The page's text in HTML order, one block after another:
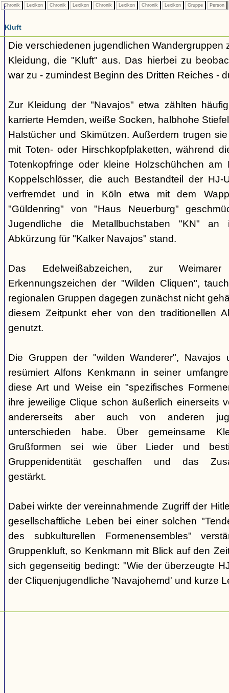
Chronik Lexikon Chronik Lexikon Chronik Lexikon Chronik Lexikon Gruppe Person
Kluft
Die verschiedenen jugendlichen Wandergruppen
Kleidung, die "Kluft" aus. Das hierbei zu
war zu - zumindest Beginn des Dritten Reiches -
Zur Kleidung der "Navajos" etwa zählten
karrierte Hemden, weiße Socken, halbhohe
Halstücher und Skimützen. Außerdem trugen
mit Toten- oder Hirschkopfplaketten, während
Totenkopfringe oder kleine Holzschühchen am
Koppelschlösser, die auch Bestandteil der HJ-
verfremdet und in Köln etwa mit dem
"Güldenring" von "Haus Neuerburg"
Jugendliche die Metallbuchstaben "KN"
Abkürzung für "Kalker Navajos" stand.
Das Edelweißabzeichen, zur
Erkennungszeichen der "Wilden Cliquen",
regionalen Gruppen dagegen zunächst nicht
diesem Zeitpunkt eher von den traditionellen
genutzt.
Die Gruppen der "wilden Wanderer", Navajos
resümiert Alfons Kenkmann in seiner
diese Art und Weise ein "spezifisches
ihre jeweilige Clique schon äußerlich einerseits
andererseits aber auch von anderen
unterschieden habe. Über gemeinsame
Grußformen sei wie über Lieder und
Gruppenidentität geschaffen und das
gestärkt.
Dabei wirkte der vereinnahmende Zugriff der
gesellschaftliche Leben bei einer solchen
des subkulturellen Formenensembles"
Gruppenkluft, so Kenkmann mit Blick auf den
sich gegenseitig bedingt: "Wie der überzeugte
der Cliquenjugendliche 'Navajohemd' und kurze